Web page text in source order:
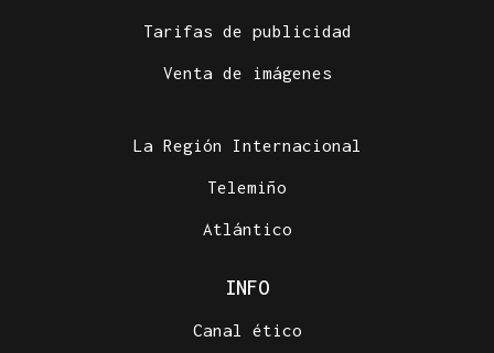
Tarifas de publicidad
Venta de imágenes
La Región Internacional
Telemiño
Atlántico
INFO
Canal ético